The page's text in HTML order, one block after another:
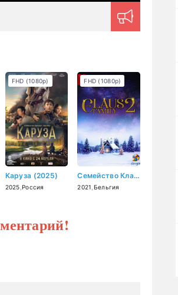
Каруза (2025)
2025 ,Россия
FHD (1080p)
Семейство Клаус 2 (2021)
2021 Бельгия
FHD (1080p)